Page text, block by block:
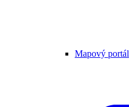
Mapový portál